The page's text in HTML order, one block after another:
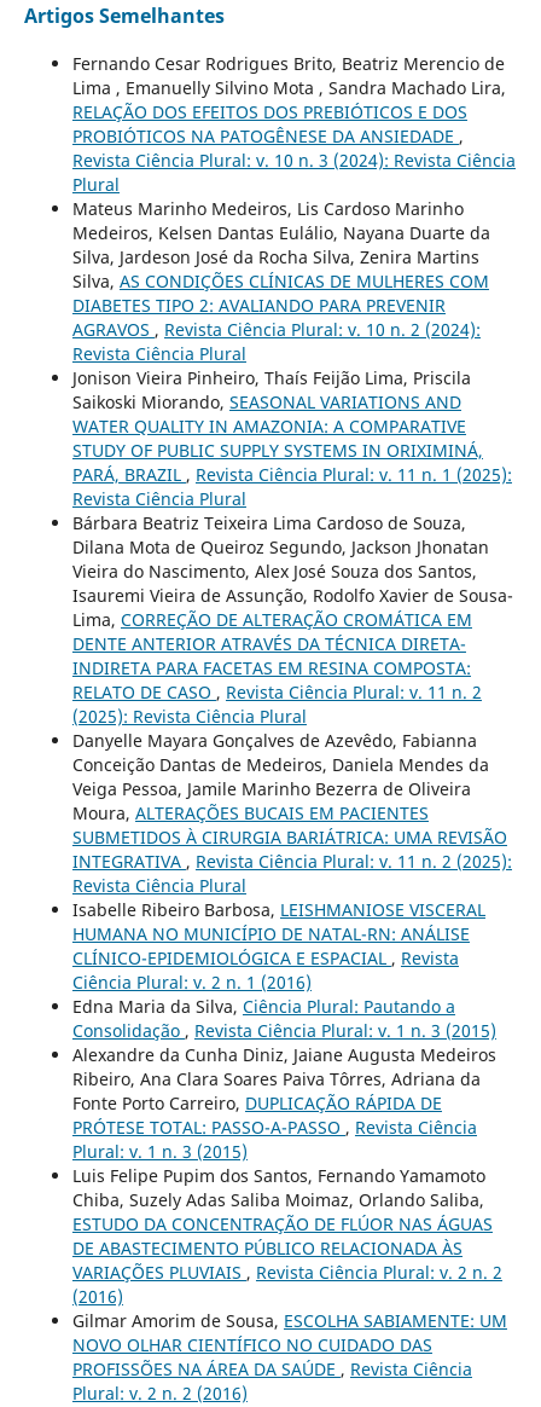
Artigos Semelhantes
Fernando Cesar Rodrigues Brito, Beatriz Merencio de
Lima , Emanuelly Silvino Mota , Sandra Machado Lira,
RELAÇÃO DOS EFEITOS DOS PREBIÓTICOS E DOS
PROBIÓTICOS NA PATOGÊNESE DA ANSIEDADE ,
Revista Ciência Plural: v. 10 n. 3 (2024): Revista Ciência
Plural
Mateus Marinho Medeiros, Lis Cardoso Marinho
Medeiros, Kelsen Dantas Eulálio, Nayana Duarte da
Silva, Jardeson José da Rocha Silva, Zenira Martins
Silva, AS CONDIÇÕES CLÍNICAS DE MULHERES COM
DIABETES TIPO 2: AVALIANDO PARA PREVENIR
AGRAVOS , Revista Ciência Plural: v. 10 n. 2 (2024):
Revista Ciência Plural
Jonison Vieira Pinheiro, Thaís Feijão Lima, Priscila
Saikoski Miorando, SEASONAL VARIATIONS AND
WATER QUALITY IN AMAZONIA: A COMPARATIVE
STUDY OF PUBLIC SUPPLY SYSTEMS IN ORIXIMINÁ,
PARÁ, BRAZIL , Revista Ciência Plural: v. 11 n. 1 (2025):
Revista Ciência Plural
Bárbara Beatriz Teixeira Lima Cardoso de Souza,
Dilana Mota de Queiroz Segundo, Jackson Jhonatan
Vieira do Nascimento, Alex José Souza dos Santos,
Isauremi Vieira de Assunção, Rodolfo Xavier de Sousa-
Lima, CORREÇÃO DE ALTERAÇÃO CROMÁTICA EM
DENTE ANTERIOR ATRAVÉS DA TÉCNICA DIRETA-
INDIRETA PARA FACETAS EM RESINA COMPOSTA:
RELATO DE CASO , Revista Ciência Plural: v. 11 n. 2
(2025): Revista Ciência Plural
Danyelle Mayara Gonçalves de Azevêdo, Fabianna
Conceição Dantas de Medeiros, Daniela Mendes da
Veiga Pessoa, Jamile Marinho Bezerra de Oliveira
Moura, ALTERAÇÕES BUCAIS EM PACIENTES
SUBMETIDOS À CIRURGIA BARIÁTRICA: UMA REVISÃO
INTEGRATIVA , Revista Ciência Plural: v. 11 n. 2 (2025):
Revista Ciência Plural
Isabelle Ribeiro Barbosa, LEISHMANIOSE VISCERAL
HUMANA NO MUNICÍPIO DE NATAL-RN: ANÁLISE
CLÍNICO-EPIDEMIOLÓGICA E ESPACIAL , Revista
Ciência Plural: v. 2 n. 1 (2016)
Edna Maria da Silva, Ciência Plural: Pautando a
Consolidação , Revista Ciência Plural: v. 1 n. 3 (2015)
Alexandre da Cunha Diniz, Jaiane Augusta Medeiros
Ribeiro, Ana Clara Soares Paiva Tôrres, Adriana da
Fonte Porto Carreiro, DUPLICAÇÃO RÁPIDA DE
PRÓTESE TOTAL: PASSO-A-PASSO , Revista Ciência
Plural: v. 1 n. 3 (2015)
Luis Felipe Pupim dos Santos, Fernando Yamamoto
Chiba, Suzely Adas Saliba Moimaz, Orlando Saliba,
ESTUDO DA CONCENTRAÇÃO DE FLÚOR NAS ÁGUAS
DE ABASTECIMENTO PÚBLICO RELACIONADA ÀS
VARIAÇÕES PLUVIAIS , Revista Ciência Plural: v. 2 n. 2
(2016)
Gilmar Amorim de Sousa, ESCOLHA SABIAMENTE: UM
NOVO OLHAR CIENTÍFICO NO CUIDADO DAS
PROFISSÕES NA ÁREA DA SAÚDE , Revista Ciência
Plural: v. 2 n. 2 (2016)